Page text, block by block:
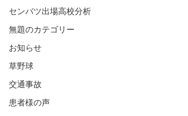
センバツ出場高校分析
無題のカテゴリー
お知らせ
草野球
交通事故
患者様の声